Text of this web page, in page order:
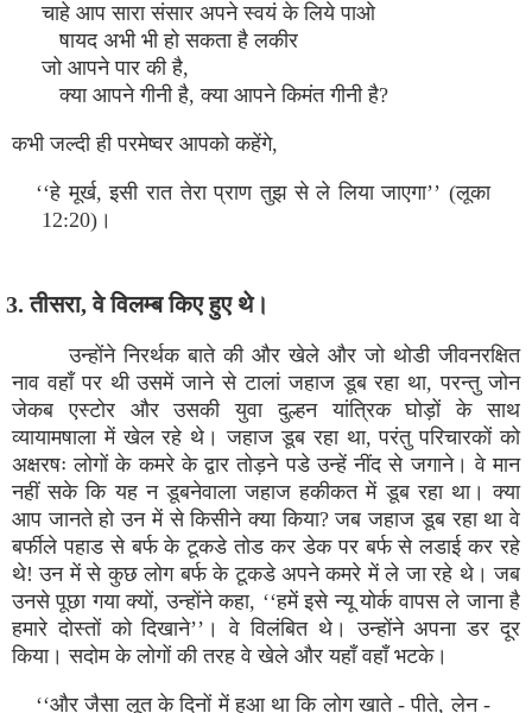
चाहे आप सारा संसार अपने स्वयं के लिये पाओ
षायद अभी भी हो सकता है लकीर
जो आपने पार की है,
क्या आपने गीनी है, क्या आपने किमंत गीनी है?
कभी जल्दी ही परमेष्वर आपको कहेंगे,
‘‘हे मूर्ख, इसी रात तेरा प्राण तुझ से ले लिया जाएगा’’ (लूका
12:20)।
3. तीसरा, वे विलम्ब किए हुए थे।
उन्होंने निरर्थक बाते की और खेले और जो थोडी जीवनरक्षित
नाव वहाँ पर थी उसमें जाने से टालां जहाज डूब रहा था, परन्तु जोन
जेकब एस्टोर और उसकी युवा दुल्हन यांत्रिक घोड़ों के साथ
व्यायामषाला में खेल रहे थे। जहाज डूब रहा था, परंतु परिचारकों को
अक्षरषः लोगों के कमरे के द्वार तोड़ने पडे उन्हें नींद से जगाने। वे मान
नहीं सके कि यह न डूबनेवाला जहाज हकीकत में डूब रहा था। क्या
आप जानते हो उन में से किसीने क्या किया? जब जहाज डूब रहा था वे
बर्फीले पहाड से बर्फ के टूकडे तोड कर डेक पर बर्फ से लडाई कर रहे
थे! उन में से कुछ लोग बर्फ के टूकडे अपने कमरे में ले जा रहे थे। जब
उनसे पूछा गया क्यों, उन्होंने कहा, ‘‘हमें इसे न्यू योर्क वापस ले जाना है
हमारे दोस्तों को दिखाने’’। वे विलंबित थे। उन्होंने अपना डर दूर
किया। सदोम के लोगों की तरह वे खेले और यहाँ वहाँ भटके।
‘‘और जैसा लूत के दिनों में हुआ था कि लोग खाते - पीते, लेन -